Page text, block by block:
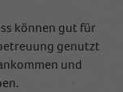
können gut für
genutzt
und